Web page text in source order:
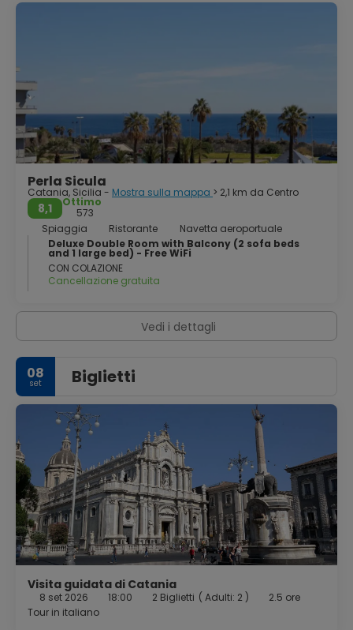
chilometri quadrati. La città è inoltre il fulcro economico
industriale, logistico e commerciale della Sicilia, è sede
dell'Aeroporto Vincenzo Bellini.
Perla Sicula
Catania, Sicilia - Mostra sulla mappa > 2,1 km da Centro
8,1
Ottimo
573
Spiaggia
Ristorante
Navetta aeroportuale
Deluxe Double Room with Balcony (2 sofa beds
and 1 large bed) - Free WiFi
CON COLAZIONE
Cancellazione gratuita
Vedi i dettagli
08
set Biglietti
Visita guidata di Catania
8 set 2026 18:00 2 Biglietti ( Adulti: 2 )
2.5 ore
Tour in italiano